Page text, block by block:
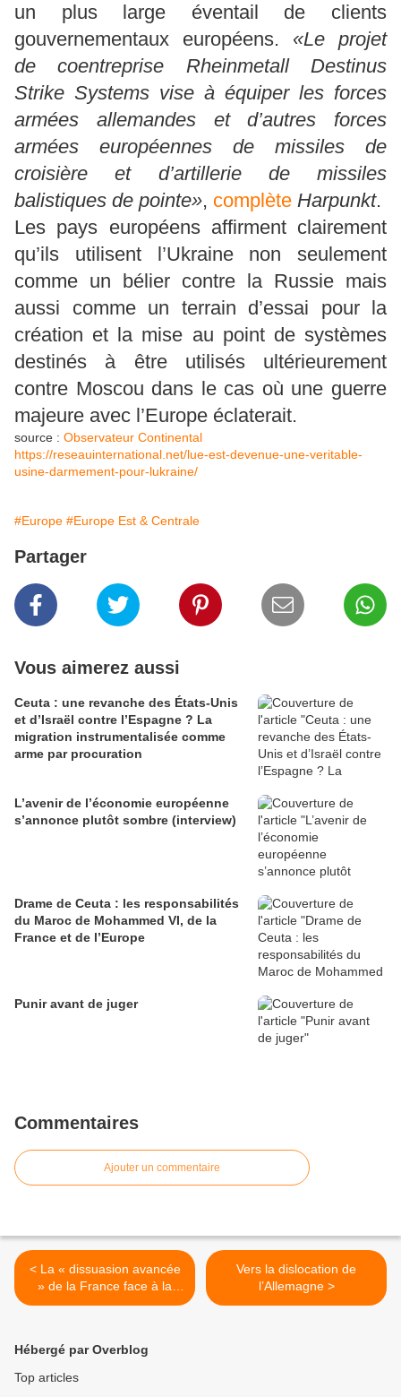
un plus large éventail de clients
gouvernementaux européens. «Le projet
de coentreprise Rheinmetall Destinus
Strike Systems vise à équiper les forces
armées allemandes et d’autres forces
armées européennes de missiles de
croisière et d’artillerie de missiles
balistiques de pointe», complète Harpunkt.
Les pays européens affirment clairement
qu’ils utilisent l’Ukraine non seulement
comme un bélier contre la Russie mais
aussi comme un terrain d’essai pour la
création et la mise au point de systèmes
destinés à être utilisés ultérieurement
contre Moscou dans le cas où une guerre
majeure avec l’Europe éclaterait.
source : Observateur Continental
https://reseauinternational.net/lue-est-devenue-une-veritable-
usine-darmement-pour-lukraine/
#Europe #Europe Est & Centrale
Partager
Vous aimerez aussi
Ceuta : une revanche des États-Unis
et d’Israël contre l’Espagne ? La
migration instrumentalisée comme
arme par procuration
L’avenir de l’économie européenne
s’annonce plutôt sombre (interview)
Drame de Ceuta : les responsabilités
du Maroc de Mohammed VI, de la
France et de l’Europe
Punir avant de juger
Commentaires
Ajouter un commentaire
< La « dissuasion avancée
» de la France face à la
Russie accroît le risque de
Vers la dislocation de
l’Allemagne >
Hébergé par Overblog
Top articles